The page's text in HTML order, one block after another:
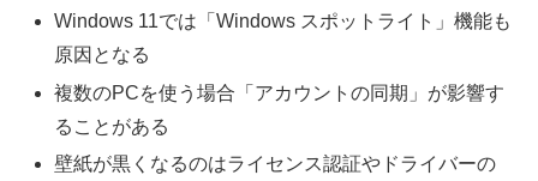
Windows 11では「Windows スポットライト」機能も
原因となる
複数のPCを使う場合「アカウントの同期」が影響す
ることがある
壁紙が黒くなるのはライセンス認証やドライバーの